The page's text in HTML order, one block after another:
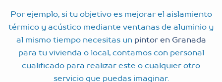
Por ejemplo, si tu objetivo es mejorar el aislamiento
térmico y acústico mediante ventanas de aluminio y
al mismo tiempo necesitas un pintor en Granada
para tu vivienda o local, contamos con personal
cualificado para realizar este o cualquier otro
servicio que puedas imaginar.